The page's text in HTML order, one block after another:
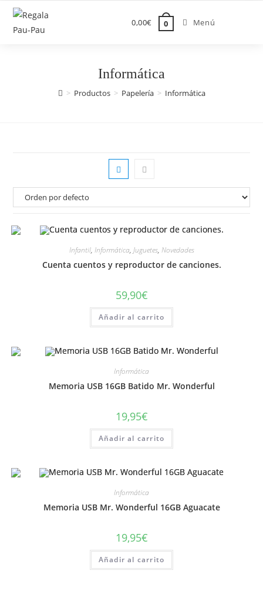
Saltar
contenido
0,00€ 0 Menú
Informática
> Productos > Papelería > Informática
Infantil, Informática, Juguetes, Novedades
Cuenta cuentos y reproductor de canciones.
59,90€
Añadir al carrito
Informática
Memoria USB 16GB Batido Mr. Wonderful
19,95€
Añadir al carrito
Informática
Memoria USB Mr. Wonderful 16GB Aguacate
19,95€
Añadir al carrito